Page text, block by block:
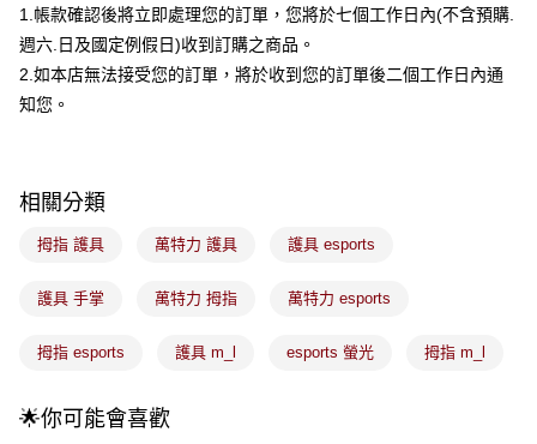
【大哥付你分期使用說明】
2.付款方式選擇「大哥付你分期」，訂單成立後會自動跳轉到大哥付的交易
流程，驗證手機門號後，選擇欲分期的期數、繳款截止日，確認付款後即完
成交易。
3.實際核准額度、可分期數及費用金額請依後續交易確認頁面所載為準。
【繳款方式說明】
醒簡訊。
帳／街口支付／iPASS MONEY」等通路繳費。
1.本服務係由「台灣大哥大股份有限公司」（以下簡稱本公司）所提供，讓
2.基於同意付款使用「大哥付你分期」之契約關係目的，商店將以您的個人
ATM付款
運送方式
付款後全家取貨
每筆NT$100，滿NT$899(含以上)免運費
每筆NT$100，滿NT$899(含以上)免運費
付款後7-11取貨
宅配
1.帳款確認後將立即處理您的訂單，您將於七個工作日內(不含預購.
週六.日及國定例假日)收到訂購之商品。
2.如本店無法接受您的訂單，將於收到您的訂單後二個工作日內通
知您。
相關分類
拇指 護具 萬特力 護具 護具 esports
護具 手掌 萬特力 拇指 萬特力 esports
拇指 esports 護具 m_l esports 螢光 拇指 m_l
🌟你可能會喜歡